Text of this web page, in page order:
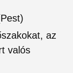
az
valós